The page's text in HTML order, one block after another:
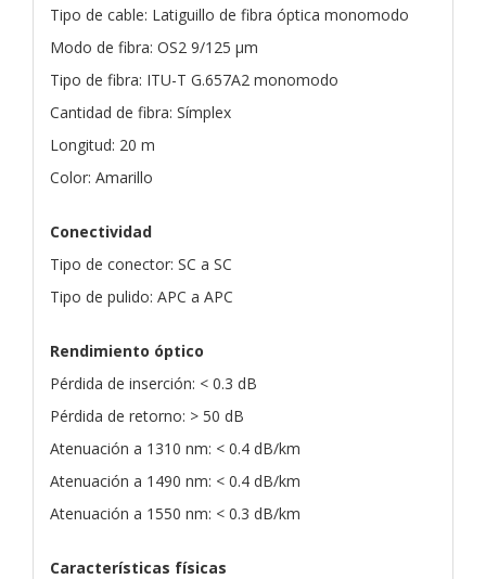
Tipo de cable: Latiguillo de fibra óptica monomodo
Modo de fibra: OS2 9/125 µm
Tipo de fibra: ITU-T G.657A2 monomodo
Cantidad de fibra: Símplex
Longitud: 20 m
Color: Amarillo
Conectividad
Tipo de conector: SC a SC
Tipo de pulido: APC a APC
Rendimiento óptico
Pérdida de inserción: < 0.3 dB
Pérdida de retorno: > 50 dB
Atenuación a 1310 nm: < 0.4 dB/km
Atenuación a 1490 nm: < 0.4 dB/km
Atenuación a 1550 nm: < 0.3 dB/km
Características físicas